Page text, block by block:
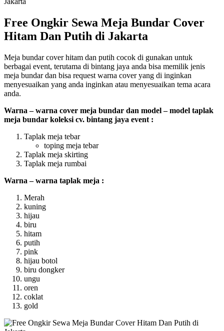
Free Ongkir Sewa Meja Bundar Cover
Hitam Dan Putih di Jakarta
Meja bundar cover hitam dan putih cocok di gunakan untuk
berbagai event, terutama di bintang jaya anda bisa memilik jenis
meja bundar dan bisa request warna cover yang di inginkan
menyesuaikan yang anda inginkan atau menyesuaikan tema acara
anda.
Warna – warna cover meja bundar dan model – model taplak
meja bundar koleksi cv. bintang jaya event :
Taplak meja tebar
toping meja tebar
Taplak meja skirting
Taplak meja rumbai
Warna – warna taplak meja :
Merah
kuning
hijau
biru
hitam
putih
pink
hijau botol
biru dongker
ungu
oren
coklat
gold